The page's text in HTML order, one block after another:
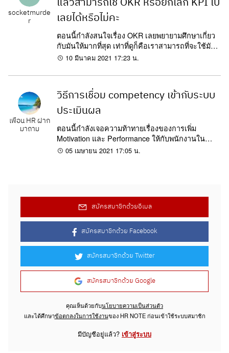
socketmurde
r
เลยได้หรือไม่คะ
ตอนนี้กำลังสนใจเรื่อง OKR เลยพยายามศึกษาเกี่ยว
กับมันให้มากที่สุด เท่าที่ดูก็คือเราสามารถที่จะใช้มัน
แบบควบคู่กันไปได้ใช่ไหมคะ หรือว่าเราสามารถ
10 มีนาคม 2021 17:23 น.
เพื่อน HR ฝาก
มาถาม
วิธีการเชื่อม competency เข้ากับระบบ
ประเมินผล
ตอนนี้กำลังเจอความท้าทายเรื่องของการเพิ่ม
Motivation และ Performance ให้กับพนักงานใน
บริษัท เลยอยากปรับเปลี่ยนเรื่องของการประเมินผล
05 เมษายน 2021 17:05 น.
สมัครสมาชิกด้วยอีเมล
สมัครสมาชิกด้วย Facebook
สมัครสมาชิกด้วย Twitter
สมัครสมาชิกด้วย Google
คุณเห็นด้วยกับนโยบายความเป็นส่วนตัว
และได้ศึกษาข้อตกลงในการใช้งานของ HR NOTE ก่อนเข้าใช้ระบบสมาชิก
มีบัญชีอยู่แล้ว? เข้าสู่ระบบ